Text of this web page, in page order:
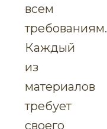
всем
требованиям.
Каждый
из
материалов
требует
своего